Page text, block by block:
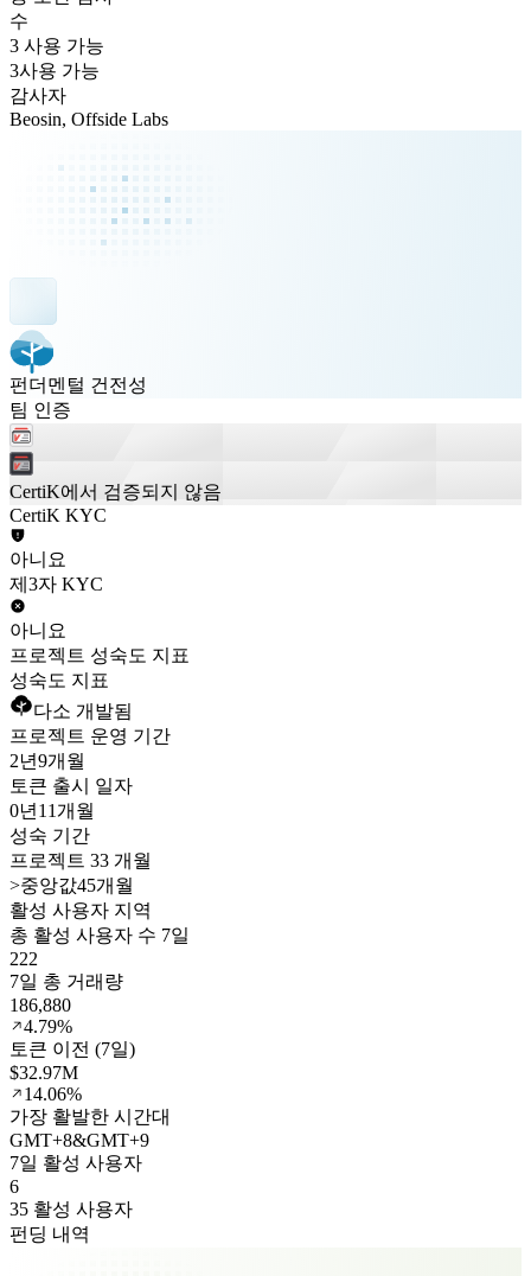
수
3 사용 가능
3사용 가능
감사자
Beosin, Offside Labs
펀더멘털 건전성
팀 인증
CertiK에서 검증되지 않음
CertiK KYC
아니요
제3자 KYC
아니요
프로젝트 성숙도 지표
성숙도 지표
다소 개발됨
프로젝트 운영 기간
2년9개월
토큰 출시 일자
0년 11개월
성숙 기간
프로젝트 33 개월
>중앙값45개월
활성 사용자 지역
총 활성 사용자 수 7일
222
7일 총 거래량
186,880
4.79%
토큰 이전 (7일)
$32.97M
14.06%
가장 활발한 시간대
GMT+8&GMT+9
7일 활성 사용자
6
35 활성 사용자
펀딩 내역